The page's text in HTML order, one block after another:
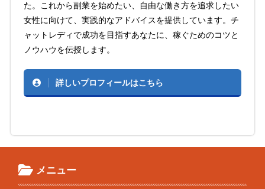
た。これから副業を始めたい、自由な働き方を追求したい
女性に向けて、実践的なアドバイスを提供しています。チ
ャットレディで成功を目指すあなたに、稼ぐためのコツと
ノウハウを伝授します。
詳しいプロフィールはこちら
メニュー